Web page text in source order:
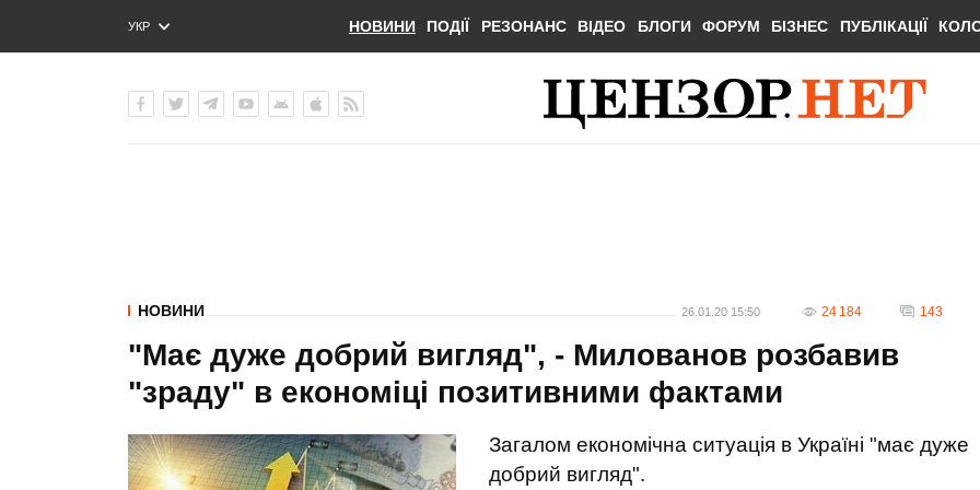
УКР
ENG
НОВИНИ ПОДІЇ РЕЗОНАНС ВІДЕО БЛОГИ ФОРУМ БІЗНЕС ПУБЛІКАЦІЇ
НОВИНИ 26.01.20 15:50 24 184 143
"Має дуже добрий вигляд", - Милованов розбавив
"зраду" в економіці позитивними фактами
Загалом економічна ситуація в Україні "має дуже
добрий вигляд".